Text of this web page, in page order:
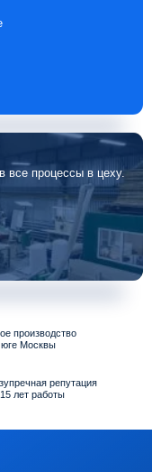
производство
Москвы
репутация
лет работы
все процессы в цеху.